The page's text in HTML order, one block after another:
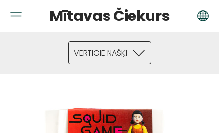
Mītavas Čiekurs
VĒRTĪGIE NAŠĶI